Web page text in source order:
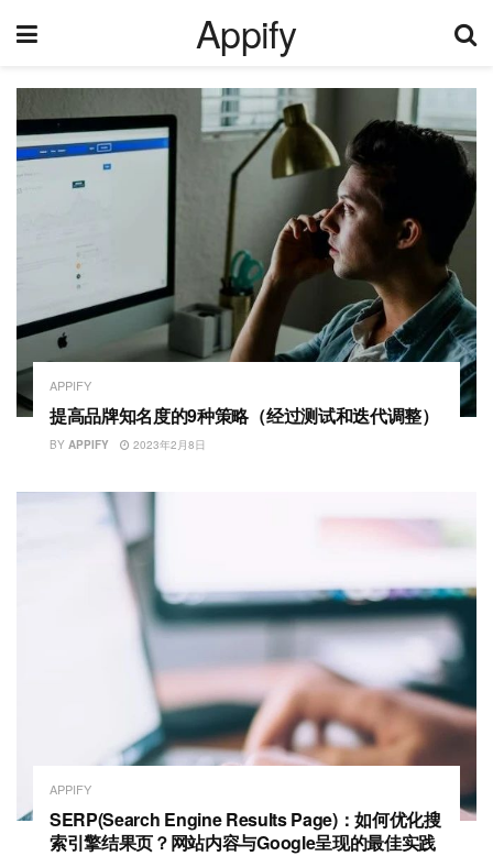
Appify
APPIFY
提高品牌知名度的9种策略（经过测试和迭代调整）
BY APPIFY 2023年2月8日
APPIFY
SERP(Search Engine Results Page)：如何优化搜
索引擎结果页？网站内容与Google呈现的最佳实践